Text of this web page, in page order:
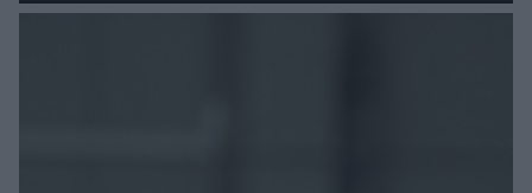
fanów